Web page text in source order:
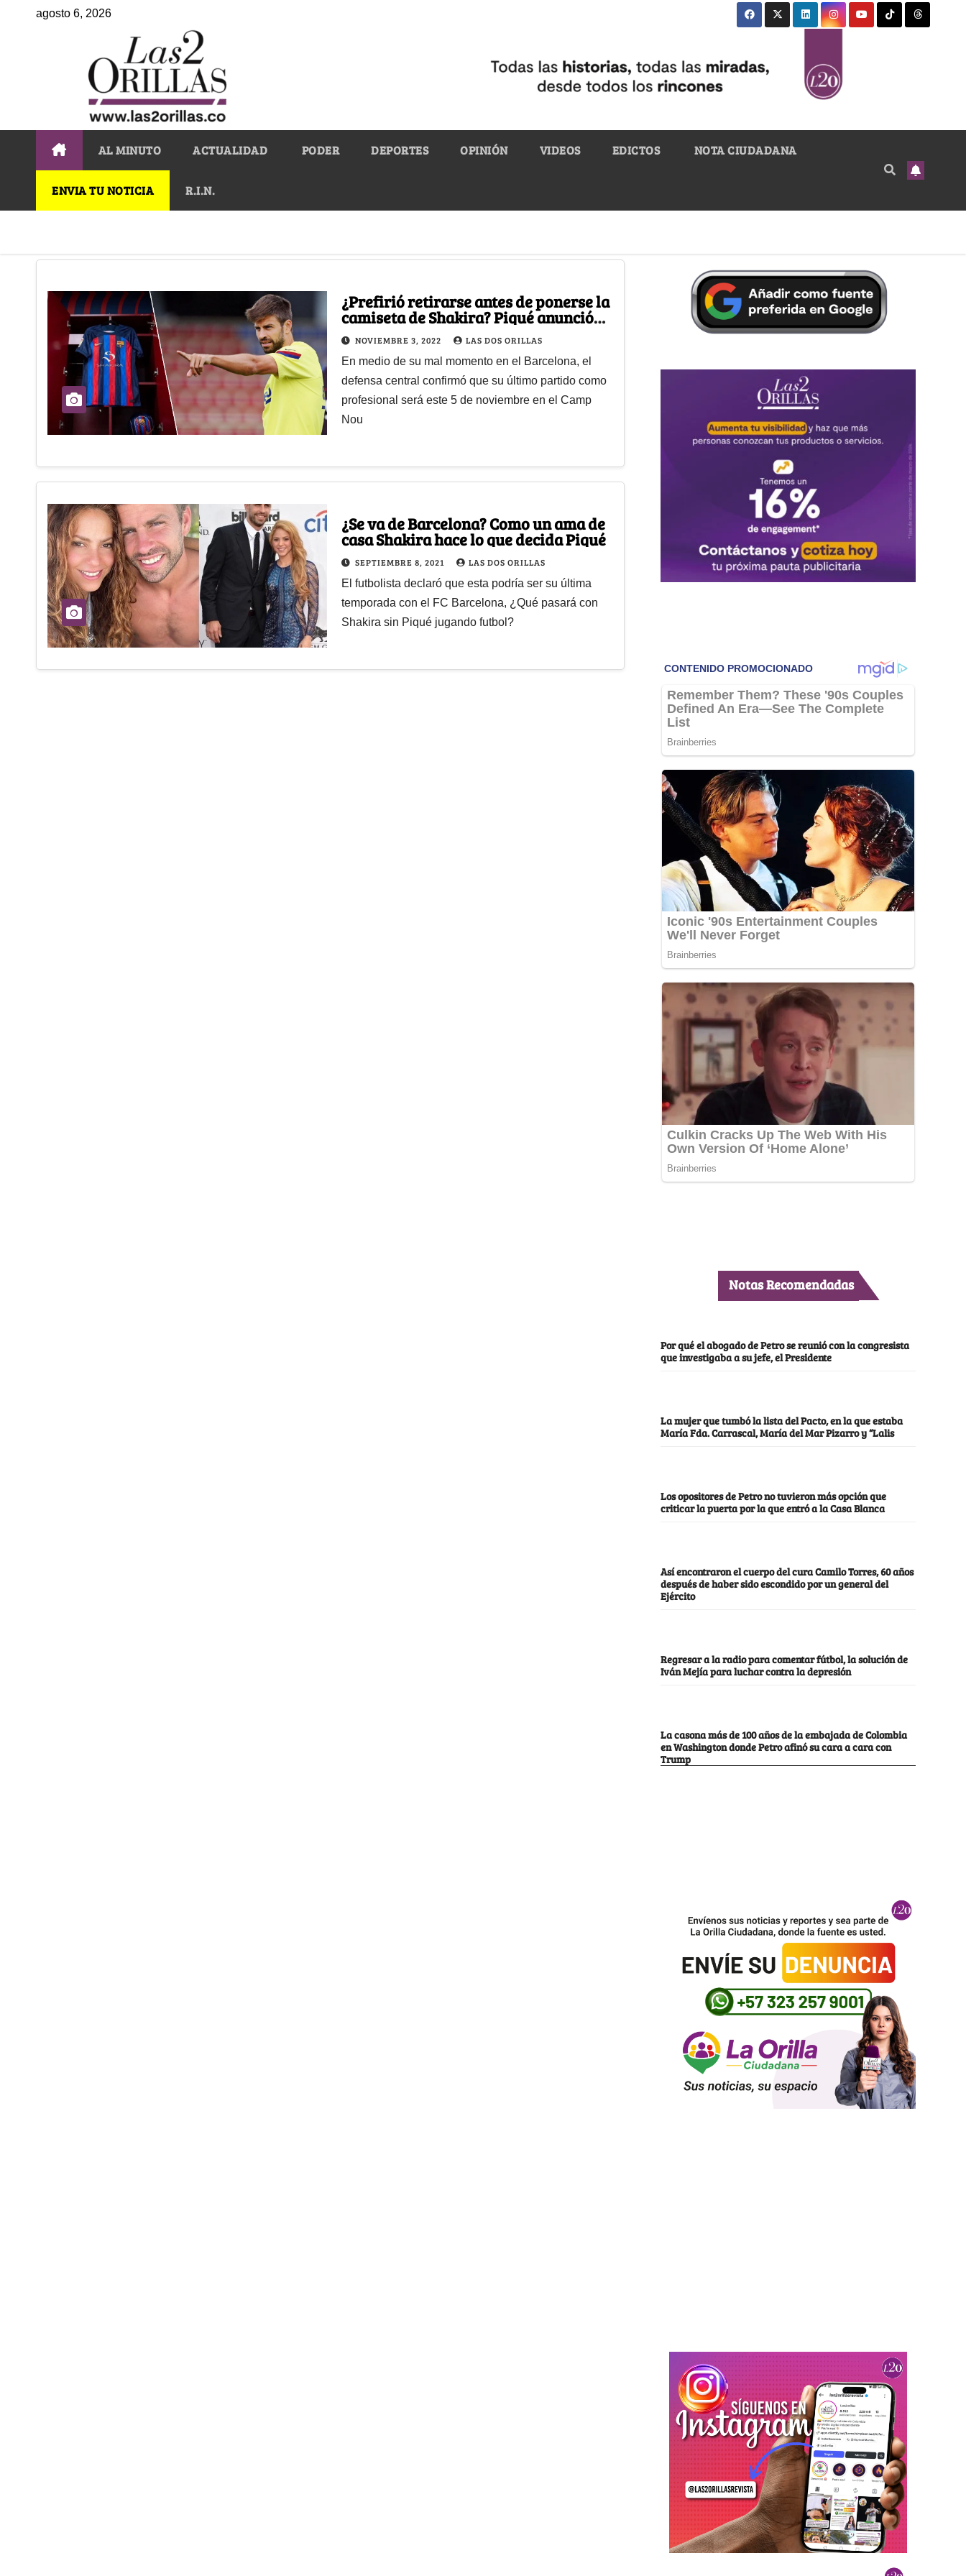
agosto 6, 2026
AL MINUTO ACTUALIDAD PODER DEPORTES OPINIÓN VIDEOS EDICTOS NOTA CIUDADANA
ENVIA TU NOTICIA R.I.N.
¿Prefirió retirarse antes de ponerse la
camiseta de Shakira? Piqué anunció
que deja el fútbol
NOVIEMBRE 3, 2022 LAS DOS ORILLAS
En medio de su mal momento en el Barcelona, el
defensa central confirmó que su último partido como
profesional será este 5 de noviembre en el Camp
Nou
¿Se va de Barcelona? Como un ama de
casa Shakira hace lo que decida Piqué
SEPTIEMBRE 8, 2021 LAS DOS ORILLAS
El futbolista declaró que esta podría ser su última
temporada con el FC Barcelona, ¿Qué pasará con
Shakira sin Piqué jugando futbol?
Notas Recomendadas
Por qué el abogado de Petro se reunió con la congresista
que investigaba a su jefe, el Presidente
La mujer que tumbó la lista del Pacto, en la que estaba
María Fda. Carrascal, María del Mar Pizarro y “Lalis
Los opositores de Petro no tuvieron más opción que
criticar la puerta por la que entró a la Casa Blanca
Así encontraron el cuerpo del cura Camilo Torres, 60 años
después de haber sido escondido por un general del
Ejército
Regresar a la radio para comentar fútbol, la solución de
Iván Mejía para luchar contra la depresión
La casona más de 100 años de la embajada de Colombia
en Washington donde Petro afinó su cara a cara con
Trump